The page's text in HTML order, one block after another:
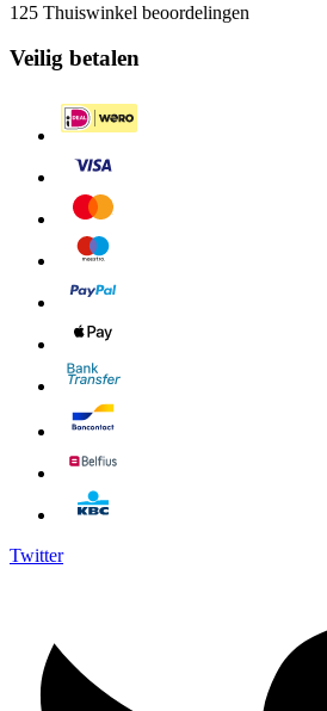
125 Thuiswinkel beoordelingen
Veilig betalen
Twitter